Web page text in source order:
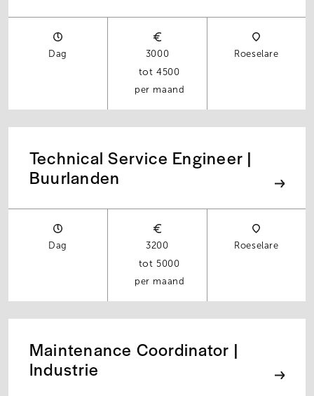
Dag
3000
4500
per maand
Roeselare
Technical Service Engineer |
Buurlanden
Dag
3200
5000
per maand
Roeselare
Maintenance Coordinator |
Industrie